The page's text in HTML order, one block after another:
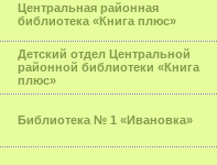
Центральная районная
библиотека «Книга плюс»
Детский отдел Центральной
районной библиотеки «Книга
плюс»
Библиотека № 1 «Ивановка»